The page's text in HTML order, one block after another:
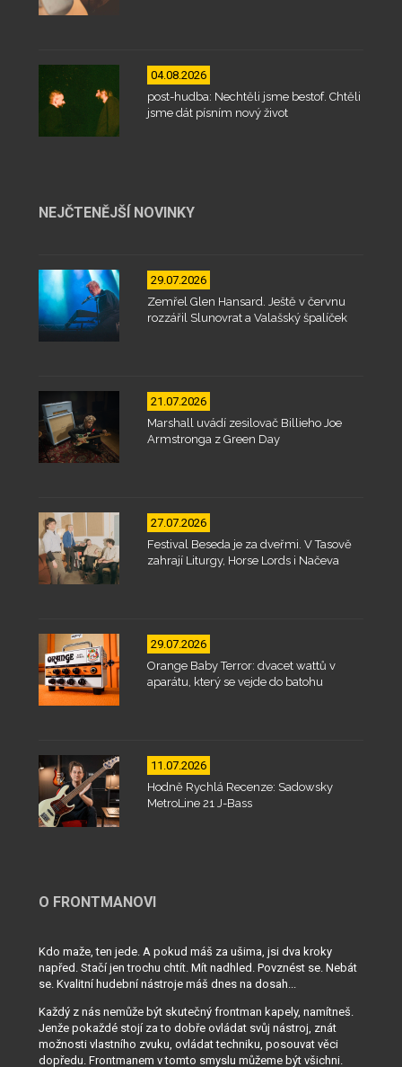
04.08.2026
post-hudba: Nechtěli jsme bestof. Chtěli
jsme dát písním nový život
NEJČTENĚJŠÍ NOVINKY
29.07.2026
Zemřel Glen Hansard. Ještě v červnu
rozzářil Slunovrat a Valašský špalíček
21.07.2026
Marshall uvádí zesilovač Billieho Joe
Armstronga z Green Day
27.07.2026
Festival Beseda je za dveřmi. V Tasově
zahrají Liturgy, Horse Lords i Načeva
29.07.2026
Orange Baby Terror: dvacet wattů v
aparátu, který se vejde do batohu
11.07.2026
Hodně Rychlá Recenze: Sadowsky
MetroLine 21 J-Bass
O FRONTMANOVI
Kdo maže, ten jede. A pokud máš za ušima, jsi dva kroky
napřed. Stačí jen trochu chtít. Mít nadhled. Povznést se. Nebát
se. Kvalitní hudební nástroje máš dnes na dosah...
Každý z nás nemůže být skutečný frontman kapely, namítneš.
Jenže pokaždé stojí za to dobře ovládat svůj nástroj, znát
možnosti vlastního zvuku, ovládat techniku, posouvat věci
dopředu. Frontmanem v tomto smyslu můžeme být všichni.